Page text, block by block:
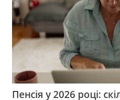
Пенсія у 2026 році: